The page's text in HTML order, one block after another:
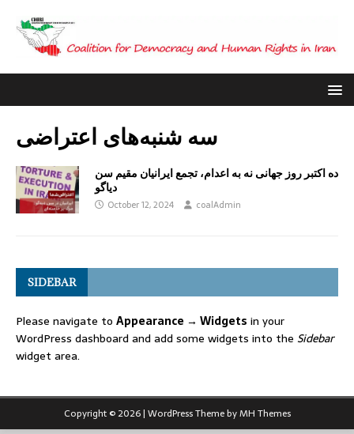
سه شنبه‌های اعتراضی
ده اکتبر روز جهانی نه به اعدام، تجمع ایرانیان مقیم سن
دیاگو
October 12, 2024 coalAdmin
SIDEBAR
Please navigate to Appearance → Widgets in your
WordPress dashboard and add some widgets into the Sidebar
widget area.
Copyright © 2026 | WordPress Theme byMH Themes